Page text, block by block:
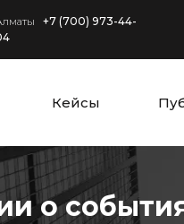
+7 (700) 973-44-
Кейсы
о